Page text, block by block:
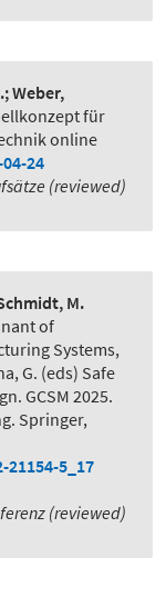
Weber,
für
online
24
(reviewed)
M.
of
Systems,
G. (eds) Safe
GCSM 2025.
Springer,
5_17
(reviewed)